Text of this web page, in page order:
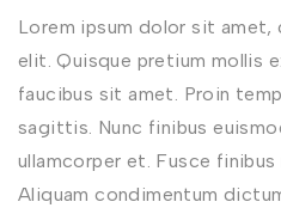
Lorem ipsum dolor sit
elit. Quisque pretium mollis
faucibus sit amet. Proin
sagittis. Nunc finibus
ullamcorper et. Fusce
Aliquam condimentum